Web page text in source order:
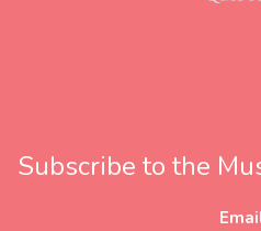
Subscribe to the